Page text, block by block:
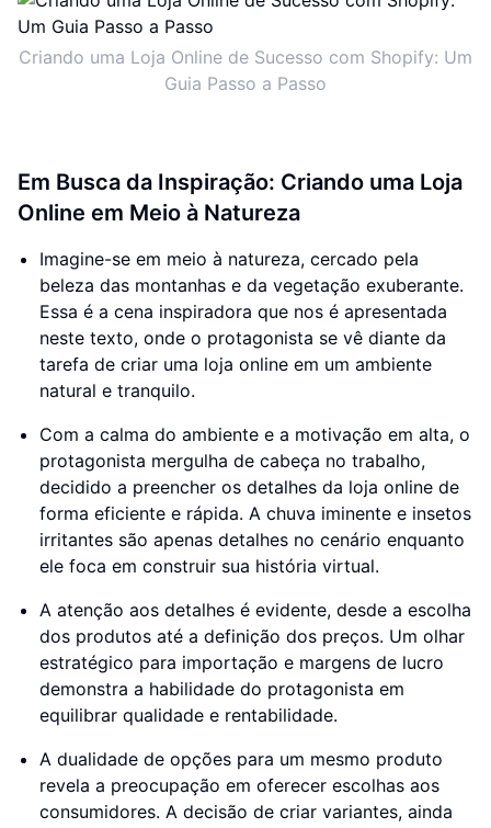
Criando uma Loja Online de Sucesso com Shopify: Um
Guia Passo a Passo
Em Busca da Inspiração: Criando uma Loja
Online em Meio à Natureza
Imagine-se em meio à natureza, cercado pela
beleza das montanhas e da vegetação exuberante.
Essa é a cena inspiradora que nos é apresentada
neste texto, onde o protagonista se vê diante da
tarefa de criar uma loja online em um ambiente
natural e tranquilo.
Com a calma do ambiente e a motivação em alta, o
protagonista mergulha de cabeça no trabalho,
decidido a preencher os detalhes da loja online de
forma eficiente e rápida. A chuva iminente e insetos
irritantes são apenas detalhes no cenário enquanto
ele foca em construir sua história virtual.
A atenção aos detalhes é evidente, desde a escolha
dos produtos até a definição dos preços. Um olhar
estratégico para importação e margens de lucro
demonstra a habilidade do protagonista em
equilibrar qualidade e rentabilidade.
A dualidade de opções para um mesmo produto
revela a preocupação em oferecer escolhas aos
consumidores. A decisão de criar variantes, ainda